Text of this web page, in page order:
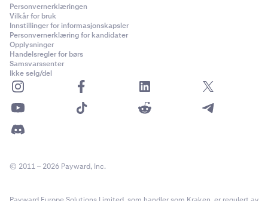
Personvernerklæringen
Vilkår for bruk
Innstillinger for informasjonskapsler
Personvernerklæring for kandidater
Opplysninger
Handelsregler for børs
Samsvarssenter
Ikke selg/del
© 2011 – 2026 Payward, Inc.